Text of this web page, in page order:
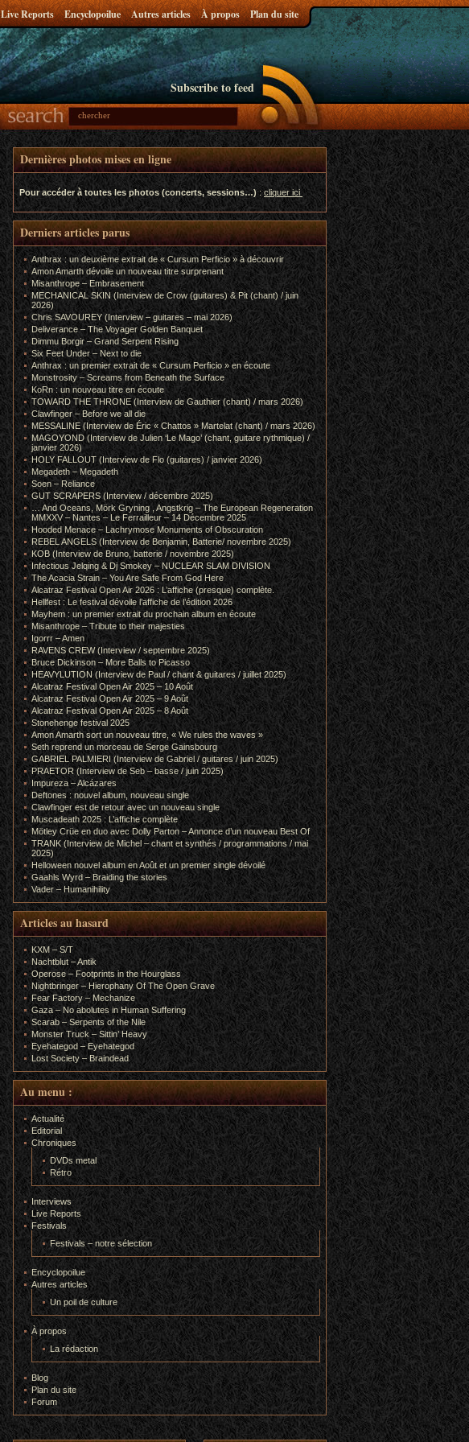
Live Reports Encyclopoilue Autres articles À propos Plan du site
Subscribe to feed
Dernières photos mises en ligne
Pour accéder à toutes les photos (concerts, sessions…):cliquer ici
Derniers articles parus
Anthrax : un deuxième extrait de « Cursum Perficio » à découvrir
Amon Amarth dévoile un nouveau titre surprenant
Misanthrope – Embrasement
MECHANICAL SKIN (Interview de Crow (guitares) & Pit (chant) / juin
2026)
Chris SAVOUREY (Interview – guitares – mai 2026)
Deliverance – The Voyager Golden Banquet
Dimmu Borgir – Grand Serpent Rising
Six Feet Under – Next to die
Anthrax : un premier extrait de « Cursum Perficio » en écoute
Monstrosity – Screams from Beneath the Surface
KoRn : un nouveau titre en écoute
TOWARD THE THRONE (Interview de Gauthier (chant) / mars 2026)
Clawfinger – Before we all die
MESSALINE (Interview de Éric « Chattos » Martelat (chant) / mars 2026)
MAGOYOND (Interview de Julien ‘Le Mago’ (chant, guitare rythmique) /
janvier 2026)
HOLY FALLOUT (Interview de Flo (guitares) / janvier 2026)
Megadeth – Megadeth
Soen – Reliance
GUT SCRAPERS (Interview / décembre 2025)
… And Oceans, Mörk Gryning , Angstkrig – The European Regeneration
MMXXV – Nantes – Le Ferrailleur – 14 Décembre 2025
Hooded Menace – Lachrymose Monuments of Obscuration
REBEL ANGELS (Interview de Benjamin, Batterie/ novembre 2025)
KOB (Interview de Bruno, batterie / novembre 2025)
Infectious Jelqing & Dj Smokey – NUCLEAR SLAM DIVISION
The Acacia Strain – You Are Safe From God Here
Alcatraz Festival Open Air 2026 : L’affiche (presque) complète.
Hellfest : Le festival dévoile l’affiche de l’édition 2026
Mayhem : un premier extrait du prochain album en écoute
Misanthrope – Tribute to their majesties
Igorrr – Amen
RAVENS CREW (Interview / septembre 2025)
Bruce Dickinson – More Balls to Picasso
HEAVYLUTION (Interview de Paul / chant & guitares / juillet 2025)
Alcatraz Festival Open Air 2025 – 10 Août
Alcatraz Festival Open Air 2025 – 9 Août
Alcatraz Festival Open Air 2025 – 8 Août
Stonehenge festival 2025
Amon Amarth sort un nouveau titre, « We rules the waves »
Seth reprend un morceau de Serge Gainsbourg
GABRIEL PALMIERI (Interview de Gabriel / guitares / juin 2025)
PRAETOR (Interview de Seb – basse / juin 2025)
Impureza – Alcázares
Deftones : nouvel album, nouveau single
Clawfinger est de retour avec un nouveau single
Muscadeath 2025 : L’affiche complète
Mötley Crüe en duo avec Dolly Parton – Annonce d’un nouveau Best Of
TRANK (Interview de Michel – chant et synthés / programmations / mai
2025)
Helloween nouvel album en Août et un premier single dévoilé
Gaahls Wyrd – Braiding the stories
Vader – Humanihility
Articles au hasard
KXM – S/T
Nachtblut – Antik
Operose – Footprints in the Hourglass
Nightbringer – Hierophany Of The Open Grave
Fear Factory – Mechanize
Gaza – No abolutes in Human Suffering
Scarab – Serpents of the Nile
Monster Truck – Sittin’ Heavy
Eyehategod – Eyehategod
Lost Society – Braindead
Au menu :
Actualité
Editorial
Chroniques
DVDs metal
Rétro
Interviews
Live Reports
Festivals
Festivals – notre sélection
Encyclopoilue
Autres articles
Un poil de culture
À propos
La rédaction
Blog
Plan du site
Forum